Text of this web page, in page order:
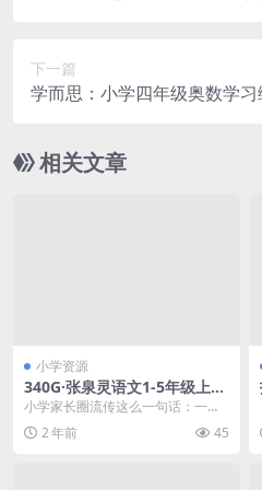
下一篇
学而思：小学四年级奥数学
百度网盘下载
相关文章
小学资源
340G·张泉灵语文1-5年级上下
册（2020新课）百度网盘下
小学家长圈流传这么一句话：一二
年级相差不大，三四年级两极分
化，五六年级天上地下。...
2 年前 45